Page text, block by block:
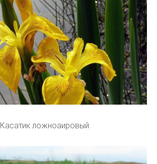
Касатик ложноаировый